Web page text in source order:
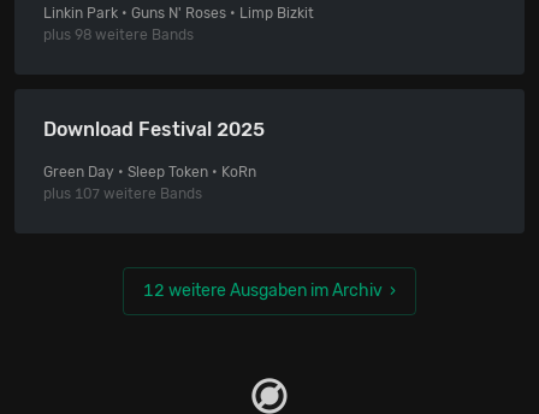
Linkin Park • Guns N' Roses • Limp Bizkit
plus 98 weitere Bands
Download Festival 2025
Green Day • Sleep Token • KoRn
plus 107 weitere Bands
12 weitere Ausgaben im Archiv